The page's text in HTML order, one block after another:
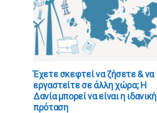
​​Έχετε σκεφτεί να ζήσετε & να
εργαστείτε σε άλλη χώρα; Η
Δανία μπορεί να είναι η ιδανική
πρόταση